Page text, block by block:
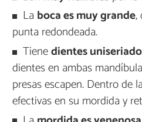
La boca es muy grande,
punta redondeada.
Tienedientes
dientes en ambas
presas escapen. Dentro de
efectivas en su mordida y